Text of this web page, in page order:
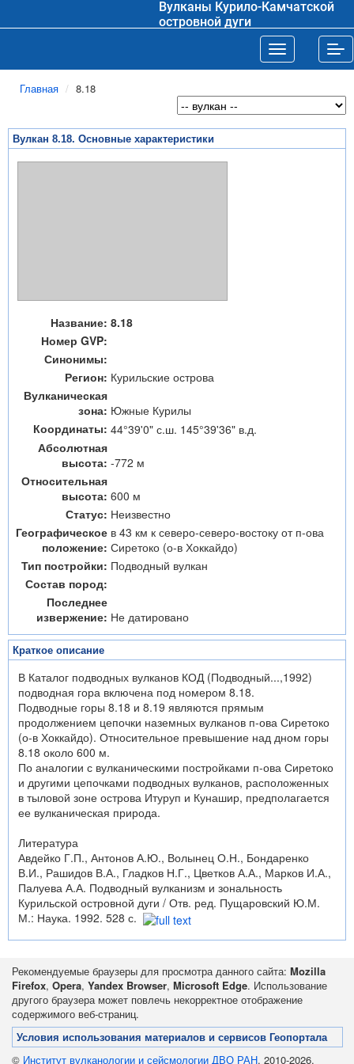
Вулканы Курило-Камчатской
островной дуги
Toggle
Главная 8.18
Вулкан 8.18. Основные характеристики
Название: 8.18
Номер GVP:
Синонимы:
Регион: Курильские острова
Вулканическая
зона: Южные Курилы
Координаты: 44°39'0" с.ш. 145°39'36" в.д.
Абсолютная
высота: -772 м
Относительная
высота: 600 м
Статус: Неизвестно
Географическое
положение:
в 43 км к северо-северо-востоку от п-ова
Сиретоко (о-в Хоккайдо)
Тип постройки: Подводный вулкан
Состав пород:
Последнее
извержение: Не датировано
Краткое описание
В Каталог подводных вулканов КОД (Подводный...,1992)
подводная гора включена под номером 8.18.
Подводные горы 8.18 и 8.19 являются прямым
продолжением цепочки наземных вулканов п-ова Сиретоко
(о-в Хоккайдо). Относительное превышение над дном горы
8.18 около 600 м.
По аналогии с вулканическими постройками п-ова Сиретоко
и другими цепочками подводных вулканов, расположенных
в тыловой зоне острова Итуруп и Кунашир, предполагается
ее вулканическая природа.
Литература
Авдейко Г.П., Антонов А.Ю., Волынец О.Н., Бондаренко
В.И., Рашидов В.А., Гладков Н.Г., Цветков А.А., Марков И.А.,
Палуева А.А. Подводный вулканизм и зональность
Курильской островной дуги / Отв. ред. Пущаровский Ю.М.
М.: Наука. 1992. 528 с.
Рекомендуемые браузеры для просмотра данного сайта: Mozilla
Firefox, Opera, Yandex Browser, Microsoft Edge. Использование
другого браузера может повлечь некорректное отображение
содержимого веб-страниц.
Условия использования материалов и сервисов Геопортала
© Институт вулканологии и сейсмологии ДВО РАН, 2010-2026.